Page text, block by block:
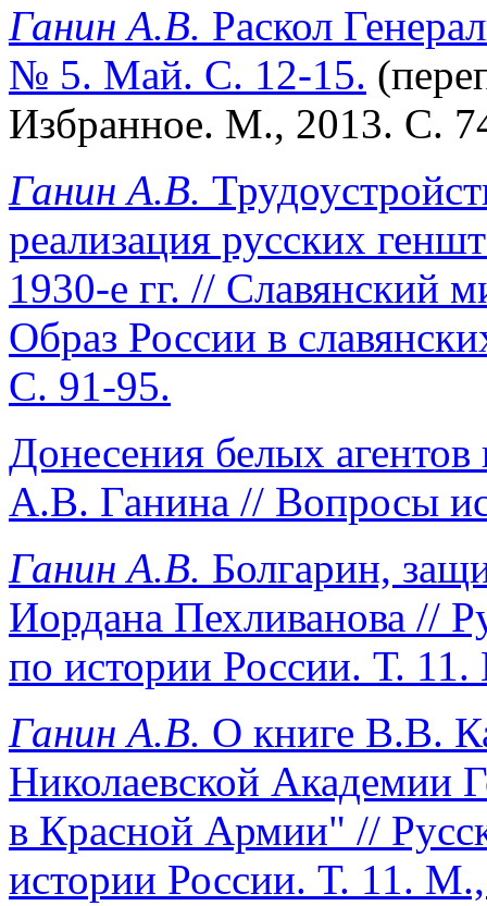
Ганин А.В. Раскол
№ 5. Май. С. 12-15.
Избранное. М., 2013. С.
Ганин А.В.
реализация русских
1930-е гг. // Славянский
Образ России в
С. 91-95.
Донесения белых
А.В. Ганина // Вопросы
Ганин А.В. Болгарин,
Иордана Пехливанова //
по истории России. Т.
Ганин А.В. О книге В.В.
Николаевской Академии
в Красной Армии" //
истории России. Т. 11.